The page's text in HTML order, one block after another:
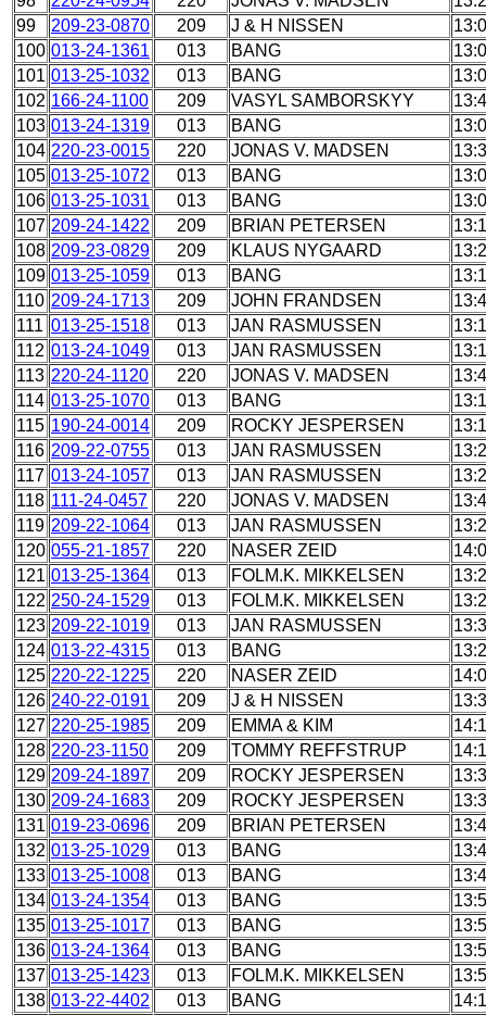
99
209-23-0870 209 J & H NISSEN
100 013-24-1361 013 BANG
101 013-25-1032 013 BANG
102 166-24-1100 209 VASYL SAMBORSKYY
103 013-24-1319 013 BANG
104 220-23-0015 220 JONAS V. MADSEN
105 013-25-1072 013 BANG
106 013-25-1031 013 BANG
107 209-24-1422 209 BRIAN PETERSEN
108 209-23-0829 209 KLAUS NYGAARD
109 013-25-1059 013 BANG
110 209-24-1713 209 JOHN FRANDSEN
111 013-25-1518 013 JAN RASMUSSEN
112 013-24-1049 013 JAN RASMUSSEN
113 220-24-1120 220 JONAS V. MADSEN
114 013-25-1070 013 BANG
115 190-24-0014 209 ROCKY JESPERSEN
116 209-22-0755 013 JAN RASMUSSEN
117 013-24-1057 013 JAN RASMUSSEN
118 111-24-0457 220 JONAS V. MADSEN
119 209-22-1064 013 JAN RASMUSSEN
120 055-21-1857 220 NASER ZEID
121 013-25-1364 013 FOLM.K. MIKKELSEN
122 250-24-1529 013 FOLM.K. MIKKELSEN
123 209-22-1019 013 JAN RASMUSSEN
124 013-22-4315 013 BANG
125 220-22-1225 220 NASER ZEID
126 240-22-0191 209 J & H NISSEN
127 220-25-1985 209 EMMA & KIM
128 220-23-1150 209 TOMMY REFFSTRUP
129 209-24-1897 209 ROCKY JESPERSEN
130 209-24-1683 209 ROCKY JESPERSEN
131 019-23-0696 209 BRIAN PETERSEN
132 013-25-1029 013 BANG
133 013-25-1008 013 BANG
134 013-24-1354 013 BANG
135 013-25-1017 013 BANG
136 013-24-1364 013 BANG
137 013-25-1423 013 FOLM.K. MIKKELSEN
138 013-22-4402 013 BANG